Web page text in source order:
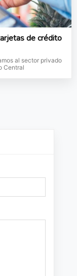
de crédito
al sector privado
Central